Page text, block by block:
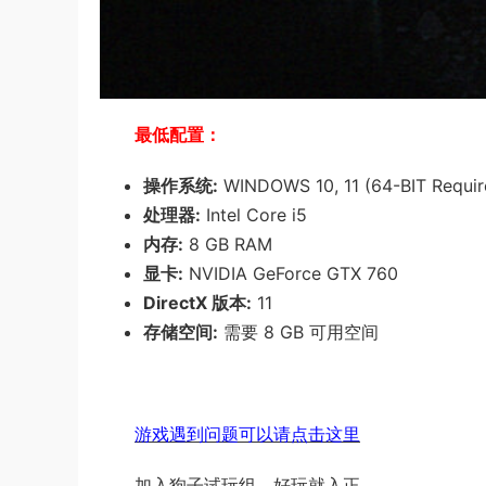
最低配置：
操作系统: WINDOWS 10, 11 (64-BIT
处理器: Intel Core i5
内存: 8 GB RAM
显卡: NVIDIA GeForce GTX 760
DirectX 版本: 11
存储空间: 需要 8 GB 可用空间
游戏遇到问题可以请点击这里